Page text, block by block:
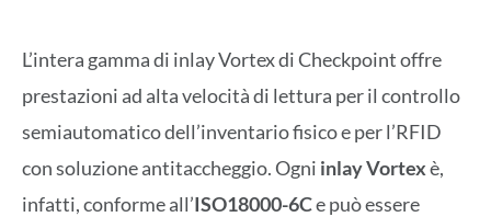
L’intera gamma di inlay Vortex di Checkpoint offre
prestazioni ad alta velocità di lettura per il controllo
semiautomatico dell’inventario fisico e per l’RFID
con soluzione antitaccheggio. Ogni inlay Vortexè,
infatti, conforme all’ISO18000-6Ce può essere